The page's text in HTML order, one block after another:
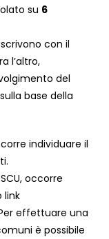
su 6
con il
l’altro,
del
base della
individuare il
occorre
link
effettuare una
è possibile